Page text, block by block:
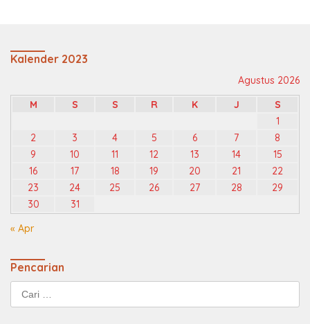
Kalender 2023
Agustus 2026
M
S S R K J
S
1
2
3 4 5 6 7
8
9
10 11 12 13 14
15
16
17 18 19 20 21
22
23
24 25 26 27 28
29
30
31
« Apr
Pencarian
Cari
untuk: